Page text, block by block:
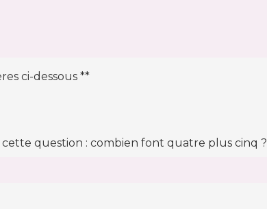
ci-dessous **
question : combien font quatre plus cinq ?